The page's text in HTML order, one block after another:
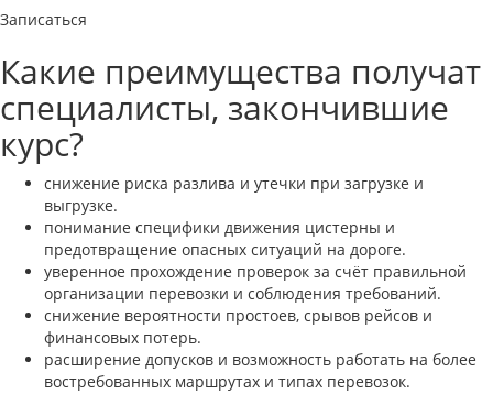
Записаться
Какие преимущества получат
специалисты, закончившие
курс?
снижение риска разлива и утечки при загрузке и
выгрузке.
понимание специфики движения цистерны и
предотвращение опасных ситуаций на дороге.
уверенное прохождение проверок за счёт правильной
организации перевозки и соблюдения требований.
снижение вероятности простоев, срывов рейсов и
финансовых потерь.
расширение допусков и возможность работать на более
востребованных маршрутах и типах перевозок.